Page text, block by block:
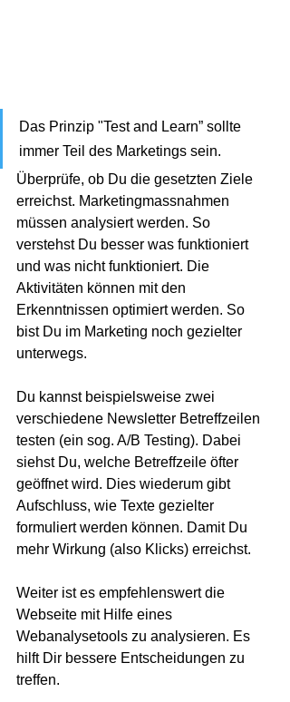
Das Prinzip "Test and Learn” sollte
immer Teil des Marketings sein.
Überprüfe, ob Du die gesetzten Ziele
erreichst. Marketingmassnahmen
müssen analysiert werden. So
verstehst Du besser was funktioniert
und was nicht funktioniert. Die
Aktivitäten können mit den
Erkenntnissen optimiert werden. So
bist Du im Marketing noch gezielter
unterwegs.
Du kannst beispielsweise zwei
verschiedene Newsletter Betreffzeilen
testen (ein sog. A/B Testing). Dabei
siehst Du, welche Betreffzeile öfter
geöffnet wird. Dies wiederum gibt
Aufschluss, wie Texte gezielter
formuliert werden können. Damit Du
mehr Wirkung (also Klicks) erreichst.
Weiter ist es empfehlenswert die
Webseite mit Hilfe eines
Webanalysetools zu analysieren. Es
hilft Dir bessere Entscheidungen zu
treffen.